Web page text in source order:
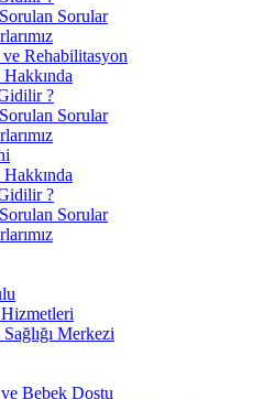
Sorular
Rehabilitasyon
?
Sorular
?
Sorular
Merkezi
Bebek Dostu